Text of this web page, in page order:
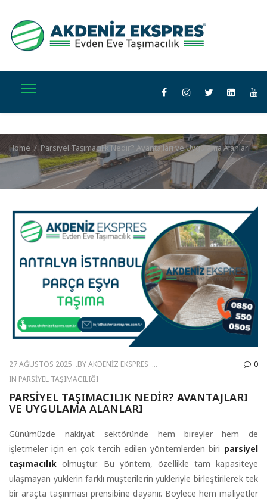
Home / Parsiyel Taşımacılık Nedir? Avantajları ve Uygulama Alanları
27 AĞUSTOS 2025 BYAKDENIZ EKSPRES
IN PARSIYEL TAŞIMACILIĞI
0
PARSIYEL TAŞIMACILIK NEDIR? AVANTAJLARI
VE UYGULAMA ALANLARI
Günümüzde nakliyat sektöründe hem bireyler hem de
işletmeler için en çok tercih edilen yöntemlerden biri parsiyel
taşımacılıkolmuştur. Bu yöntem, özellikle tam kapasiteye
ulaşmayan yüklerin farklı müşterilerin yükleriyle birleştirilerek tek
bir araçta taşınması prensibine dayanır. Böylece hem maliyetler